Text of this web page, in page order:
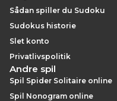
Sådan spiller du Sudoku
Sudokus historie
Slet konto
Privatlivspolitik
Andre spil
Spil Spider Solitaire online
Spil Nonogram online